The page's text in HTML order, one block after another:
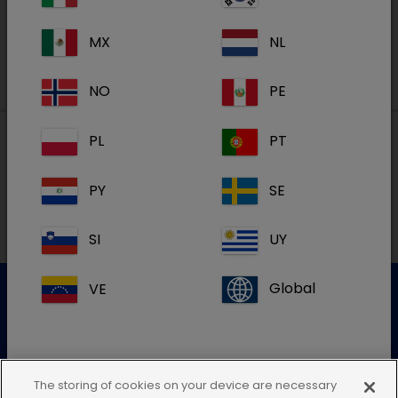
Lokale adressen in België
Gelieve onze klantenservice te contacteren voor meer
info
MX NL
NO PE
PL PT
PY SE
SI UY
VE Global
The storing of cookies on your device are necessary